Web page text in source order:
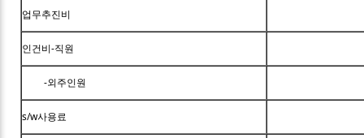
업무추진비
인건비-직원
-외주인원
s/w사용료